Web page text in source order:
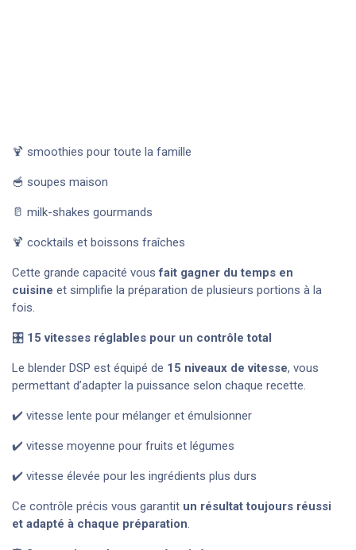
🍹 smoothies pour toute la famille
🥣 soupes maison
🥛 milk-shakes gourmands
🍹 cocktails et boissons fraîches
Cette grande capacité vousfait gagner du temps en
cuisine et simplifie la préparation de plusieurs portions à la
fois.
🎛️ 15 vitesses réglables pour un contrôle total
Le blender DSP est équipé de 15 niveaux de vitesse, vous
permettant d’adapter la puissance selon chaque recette.
✔️ vitesse lente pour mélanger et émulsionner
✔️ vitesse moyenne pour fruits et légumes
✔️ vitesse élevée pour les ingrédients plus durs
Ce contrôle précis vous garantit un résultat toujours réussi
et adapté à chaque préparation.